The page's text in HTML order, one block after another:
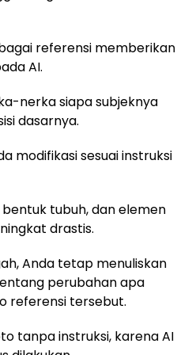
referensi memberikan
AI.
nerka siapa subjeknya
dasarnya.
modifikasi sesuai instruksi
tubuh, dan elemen
drastis.
Anda tetap menuliskan
perubahan apa
referensi tersebut.
tanpa instruksi, karena AI